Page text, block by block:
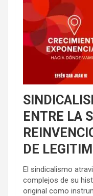
ENTRE LA
DE
El sindicalismo
complejos de su
original como